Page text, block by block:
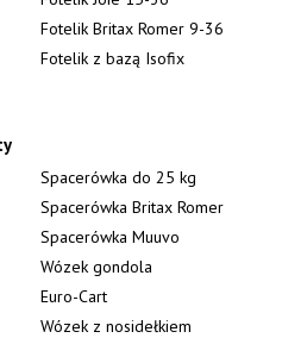
Fotelik Britax Romer 9-36
Fotelik z bazą Isofix
Spacerówka do 25 kg
Spacerówka Britax Romer
Spacerówka Muuvo
Wózek gondola
Euro-Cart
Wózek z nosidełkiem